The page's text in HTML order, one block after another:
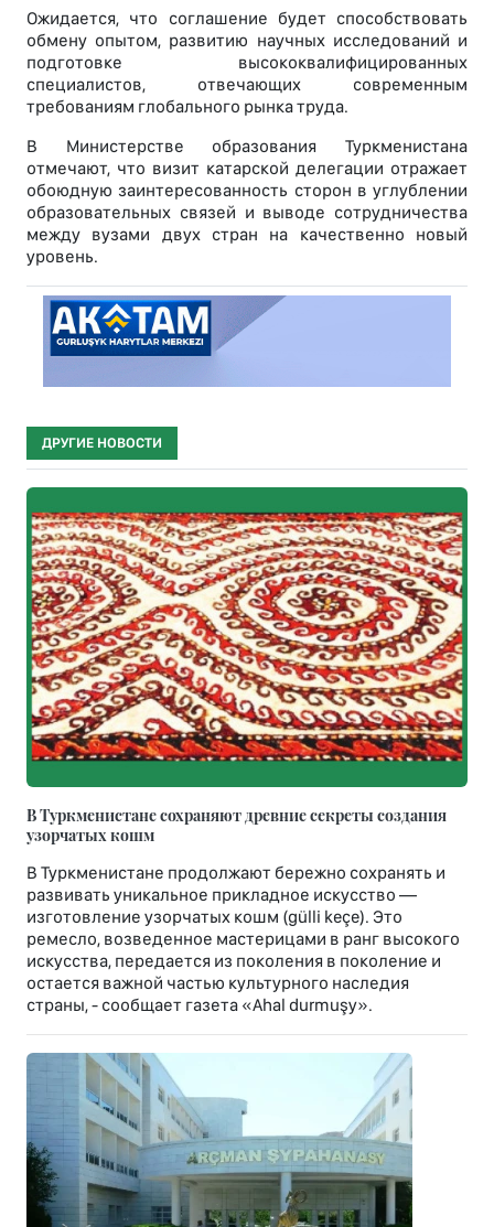
Ожидается, что соглашение будет способствовать
обмену опытом, развитию научных исследований и
подготовке высококвалифицированных
специалистов, отвечающих современным
требованиям глобального рынка труда.
В Министерстве образования Туркменистана
отмечают, что визит катарской делегации отражает
обоюдную заинтересованность сторон в углублении
образовательных связей и выводе сотрудничества
между вузами двух стран на качественно новый
уровень.
ДРУГИЕ НОВОСТИ
В Туркменистане сохраняют древние секреты создания
узорчатых кошм
В Туркменистане продолжают бережно сохранять и
развивать уникальное прикладное искусство —
изготовление узорчатых кошм (gülli keçe). Это
ремесло, возведенное мастерицами в ранг высокого
искусства, передается из поколения в поколение и
остается важной частью культурного наследия
страны, - сообщает газета «Ahal durmuşy».